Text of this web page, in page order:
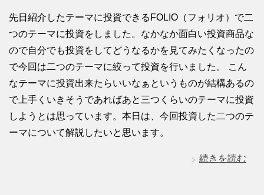
先日紹介したテーマに投資できるFOLIO（フォリオ）で二
つのテーマに投資をしました。なかなか面白い投資商品な
ので自分でも投資をしてどうなるかを見てみたくなったの
で今回は二つのテーマに絞って投資を行いました。 こん
なテーマに投資出来たらいいなぁというものが結構あるの
で上手くいきそうであればあと三つくらいのテーマに投資
しようとは思っています。本日は、今回投資した二つのテ
ーマについて解説したいと思います。
続きを読む